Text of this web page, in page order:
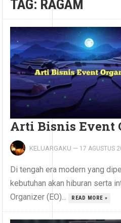
TAG: RAGAM
Arti Bisnis Event
KELUARGAKU — 17 AGUSTUS
Di tengah era modern yang
kebutuhan akan hiburan serta
Organizer (EO)...
READ MORE »